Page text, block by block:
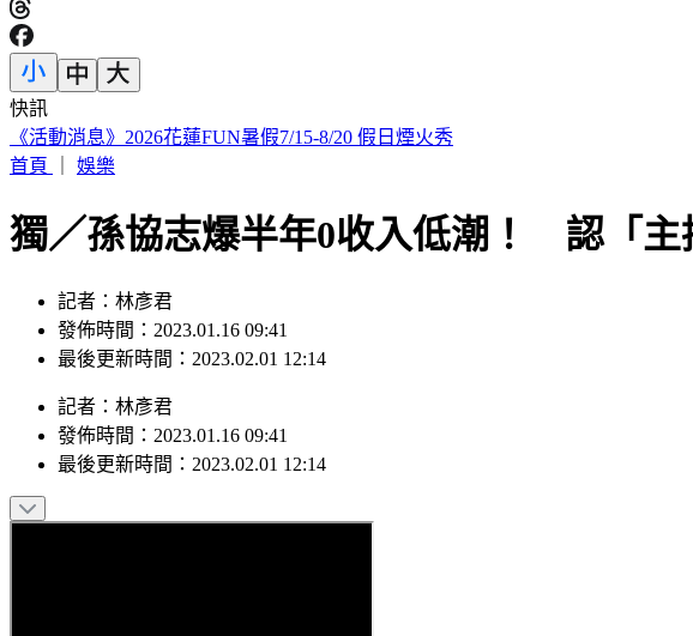
快訊
詐團下重本「先發薪」再收割 打工女領薪2個月反倒貼50萬
首頁
娛樂
獨／孫協志爆半年0收入低潮！ 認「主
記者：林彥君
發佈時間：2023.01.16 09:41
最後更新時間：2023.02.01 12:14
記者 ： 林彥君
發佈時間： 2023.01.16 09:41
最後更新時間： 2023.02.01 12:14